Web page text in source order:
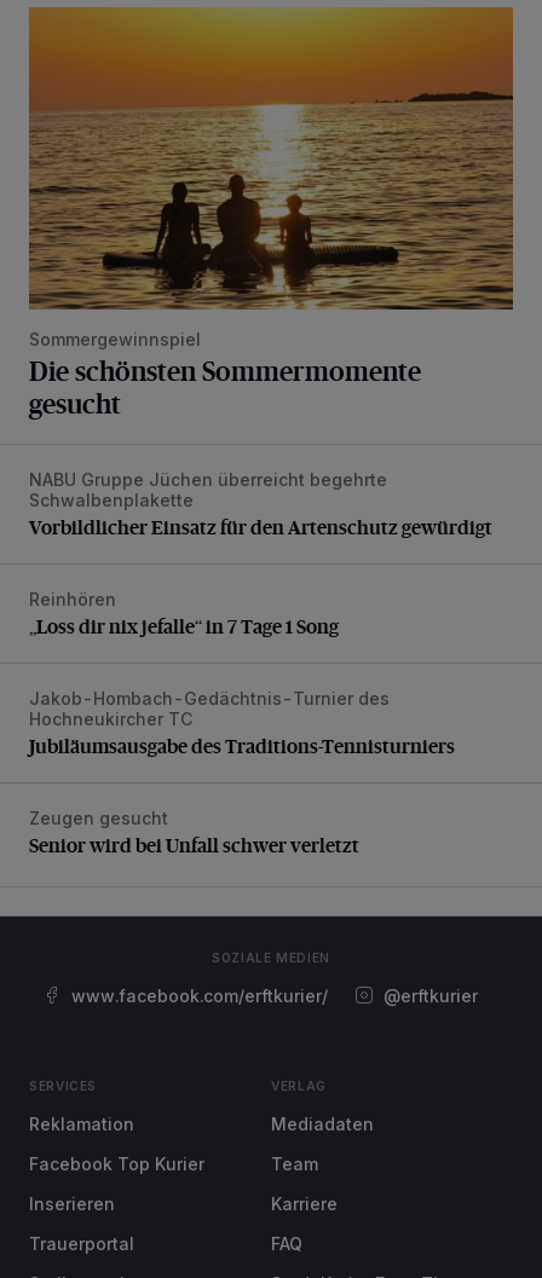
Die schönsten Sommermomente gesucht
Sommergewinnspiel
Die schönsten Sommermomente
gesucht
Vorbildlicher Einsatz für den Artenschutz gewürdigt
NABU Gruppe Jüchen überreicht begehrte
Schwalbenplakette
Vorbildlicher Einsatz für den Artenschutz gewürdigt
„Loss dir nix jefalle“ in 7 Tage 1 Song
Reinhören
„Loss dir nix jefalle“ in 7 Tage 1 Song
Jubiläumsausgabe des Traditions-Tennisturniers
Jakob-Hombach-Gedächtnis-Turnier des
Hochneukircher TC
Jubiläumsausgabe des Traditions-Tennisturniers
Senior wird bei Unfall schwer verletzt
Zeugen gesucht
Senior wird bei Unfall schwer verletzt
SOZIALE MEDIEN
www.facebook.com/erftkurier/ @erftkurier
SERVICES
Reklamation
Facebook Top Kurier
Inserieren
Trauerportal
VERLAG
Mediadaten
Team
Karriere
FAQ